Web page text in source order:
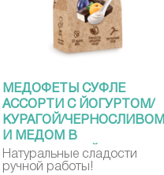
МЕДОФЕТЫ СУФЛЕ
АССОРТИ С ЙОГУРТОМ/
КУРАГОЙ/ЧЕРНОСЛИВОМ
И МЕДОМ В
ШОКОЛАДНОЙ ГЛАЗУРИ
GALAGANCHA 150 Г
Натуральные сладости
ручной работы!